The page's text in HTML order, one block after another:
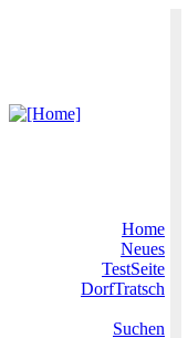
Home
Neues
TestSeite
DorfTratsch
Suchen